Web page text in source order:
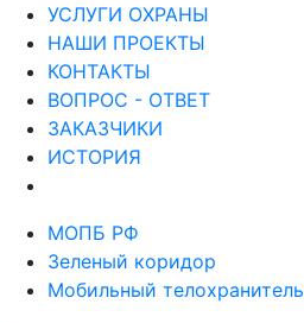
УСЛУГИ ОХРАНЫ
НАШИ ПРОЕКТЫ
КОНТАКТЫ
ВОПРОС - ОТВЕТ
ЗАКАЗЧИКИ
ИСТОРИЯ
МОПБ РФ
Зеленый коридор
Мобильный телохранитель